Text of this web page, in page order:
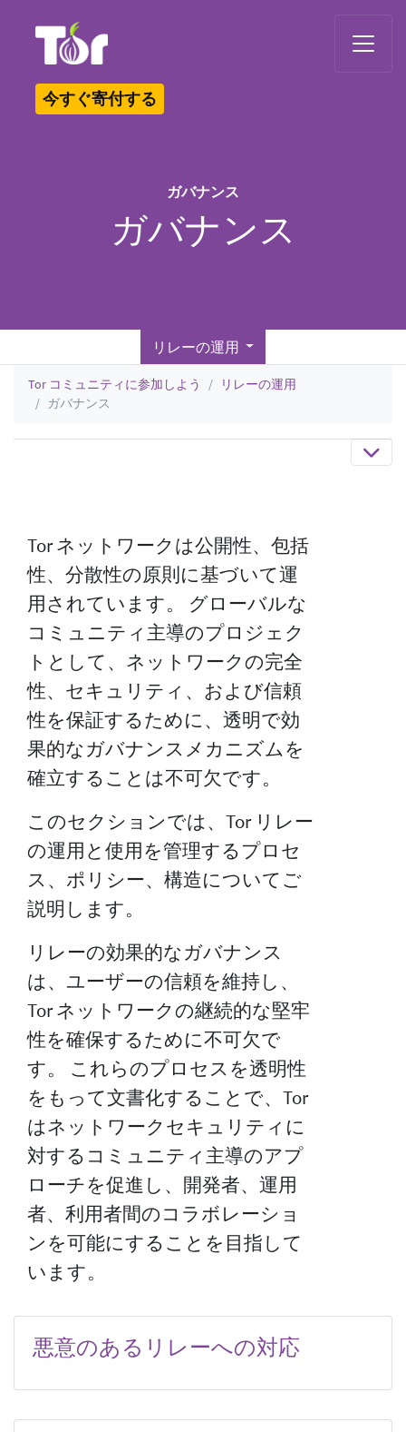
今すぐ寄付する
ガバナンス
ガバナンス
リレーの運用
Tor コミュニティに参加しよう
リレーの運用
ガバナンス
Tor ネットワークは公開性、包括
性、分散性の原則に基づいて運
用されています。 グローバルな
コミュニティ主導のプロジェク
トとして、ネットワークの完全
性、セキュリティ、および信頼
性を保証するために、透明で効
果的なガバナンスメカニズムを
確立することは不可欠です。
このセクションでは、Tor リレー
の運用と使用を管理するプロセ
ス、ポリシー、構造についてご
説明します。
リレーの効果的なガバナンス
は、ユーザーの信頼を維持し、
Tor ネットワークの継続的な堅牢
性を確保するために不可欠で
す。 これらのプロセスを透明性
をもって文書化することで、Tor
はネットワークセキュリティに
対するコミュニティ主導のアプ
ローチを促進し、開発者、運用
者、利用者間のコラボレーショ
ンを可能にすることを目指して
います。
悪意のあるリレーへの対応